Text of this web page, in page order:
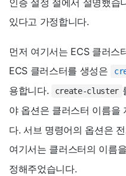
인증 설정 절에서 설명했습
있다고 가정합니다.
먼저 여기서는 ECS 클러스
ECS 클러스터를 생성은
용합니다.
create-cluster
야 옵션은 클러스터 이름을
다. 서브 명령어의 옵션은
여기서는 클러스터의 이름을
정해주었습니다.